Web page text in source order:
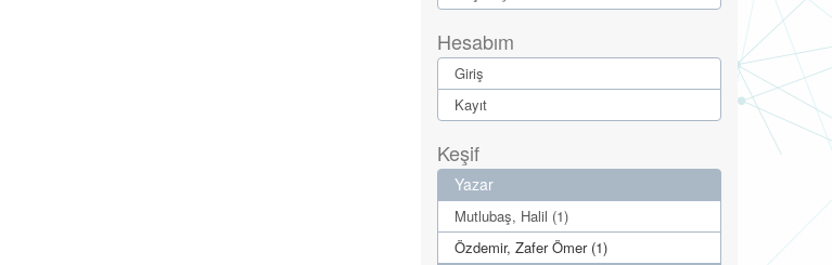
Hesabım
Giriş
Kayıt
Keşif
Yazar
Mutlubaş, Halil (1)
Özdemir, Zafer Ömer (1)